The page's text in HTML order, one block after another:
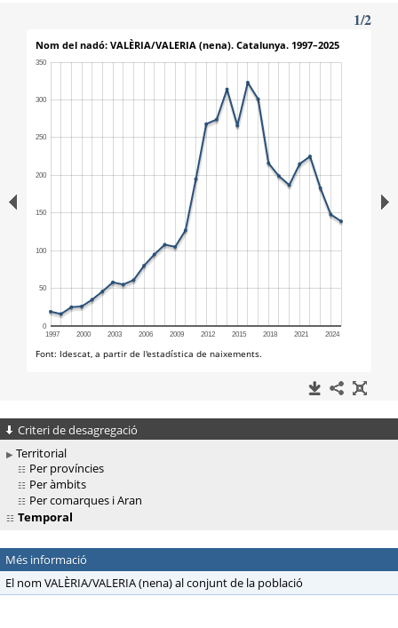
Criteri de desagregació
Territorial
Per províncies
Per àmbits
Per comarques i Aran
Temporal
Més informació
El nom VALÈRIA/VALERIA (nena) al conjunt de la població